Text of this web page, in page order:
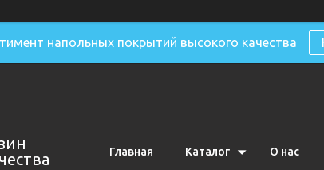
напольных покрытий высокого качества
Главная Каталог О нас